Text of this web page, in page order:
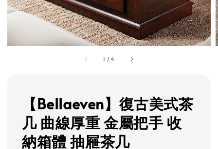
1 /4
【Bellaeven】復古美式茶
几 曲線厚重 金屬把手 收
納箱體 抽屜茶几